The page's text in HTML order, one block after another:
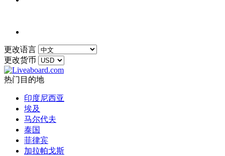
更改语言
更改货币
热门目的地
印度尼西亚
埃及
马尔代夫
泰国
菲律宾
加拉帕戈斯